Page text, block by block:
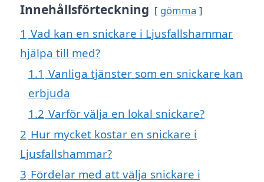
Innehållsförteckning gömma
1 Vad kan en snickare i Ljusfallshammar
hjälpa till med?
1.1 Vanliga tjänster som en snickare kan
erbjuda
1.2 Varför välja en lokal snickare?
2 Hur mycket kostar en snickare i
Ljusfallshammar?
3 Fördelar med att välja snickare i